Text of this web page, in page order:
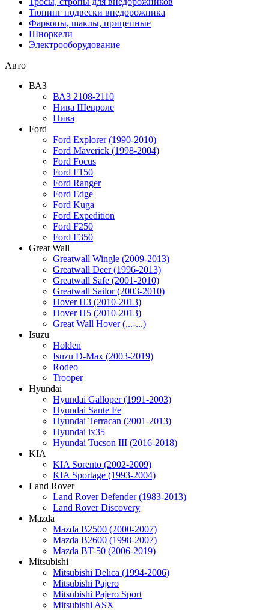
Тюнинг подвески внедорожника
Фаркопы, шаклы, прицепные
Шноркели
Электрооборудование
Авто
ВАЗ
ВАЗ 2108-2110
Нива Шевроле
Нива
Ford
Ford Explorer (1990-2010)
Ford Maverick (1998-2004)
Ford Focus
Ford F150
Ford Ranger
Ford Edge
Ford Kuga
Ford Expedition
Ford F250
Ford F350
Great Wall
Greatwall Wingle (2009-2013)
Greatwall Deer (1996-2013)
Greatwall Safe (2001-2010)
Greatwall Sailor (2003-2010)
Hover H3 (2010-2013)
Hover H5 (2010-2013)
Great Wall Hover (...-...)
Isuzu
Holden
Isuzu D-Max (2003-2019)
Rodeo
Trooper
Hyundai
Hyundai Galloper (1991-2003)
Hyundai Sante Fe
Hyundai Terracan (2001-2013)
Hyundai ix35
Hyundai Tucson III (2016-2018)
KIA
KIA Sorento (2002-2009)
KIA Sportage (1993-2004)
Land Rover
Land Rover Defender (1983-2013)
Land Rover Discovery
Mazda
Mazda B2500 (2000-2007)
Mazda B2600 (1998-2007)
Mazda BT-50 (2006-2019)
Mitsubishi
Mitsubishi Delica (1994-2006)
Mitsubishi Pajero
Mitsubishi Pajero Sport
Mitsubishi ASX